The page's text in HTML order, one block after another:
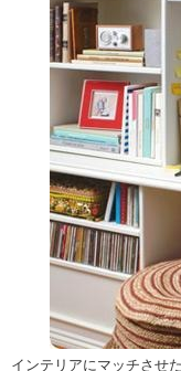
ショッピング
インテリアにマッチさせ